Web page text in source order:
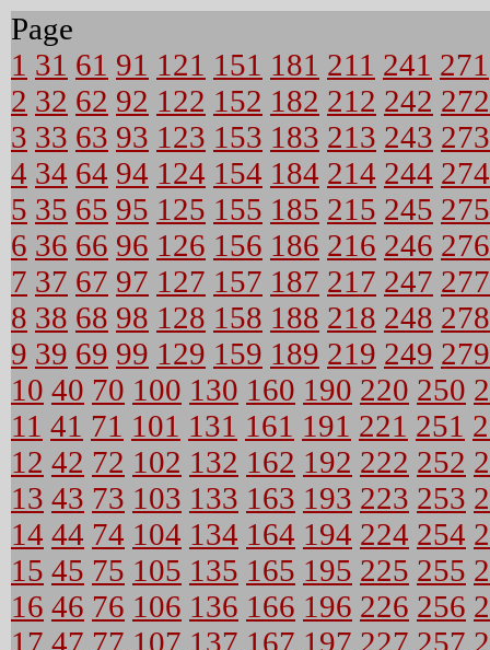
Page
1 31 61 91 121 151 181 211 241 271
2 32 62 92 122 152 182 212 242 272
3 33 63 93 123 153 183 213 243 273
4 34 64 94 124 154 184 214 244 274
5 35 65 95 125 155 185 215 245 275
6 36 66 96 126 156 186 216 246 276
7 37 67 97 127 157 187 217 247 277
8 38 68 98 128 158 188 218 248 278
9 39 69 99 129 159 189 219 249 279
10 40 70 100 130 160 190 220 250
11 41 71 101 131 161 191 221 251
12 42 72 102 132 162 192 222 252
13 43 73 103 133 163 193 223 253
14 44 74 104 134 164 194 224 254
15 45 75 105 135 165 195 225 255
16 46 76 106 136 166 196 226 256
17 47 77 107 137 167 197 227 257